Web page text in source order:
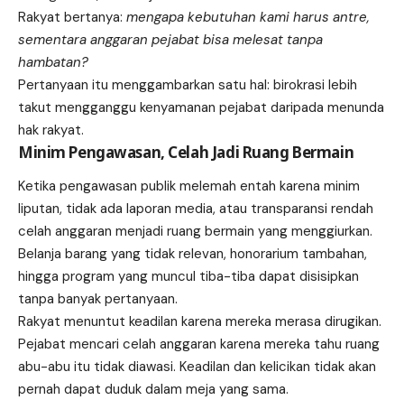
Rakyat bertanya: mengapa kebutuhan kami harus antre,
sementara anggaran pejabat bisa melesat tanpa
hambatan?
Pertanyaan itu menggambarkan satu hal: birokrasi lebih
takut mengganggu kenyamanan pejabat daripada menunda
hak rakyat.
Minim Pengawasan, Celah Jadi Ruang Bermain
Ketika pengawasan publik melemah entah karena minim
liputan, tidak ada laporan media, atau transparansi rendah
celah anggaran menjadi ruang bermain yang menggiurkan.
Belanja barang yang tidak relevan, honorarium tambahan,
hingga program yang muncul tiba-tiba dapat disisipkan
tanpa banyak pertanyaan.
Rakyat menuntut keadilan karena mereka merasa dirugikan.
Pejabat mencari celah anggaran karena mereka tahu ruang
abu-abu itu tidak diawasi. Keadilan dan kelicikan tidak akan
pernah dapat duduk dalam meja yang sama.